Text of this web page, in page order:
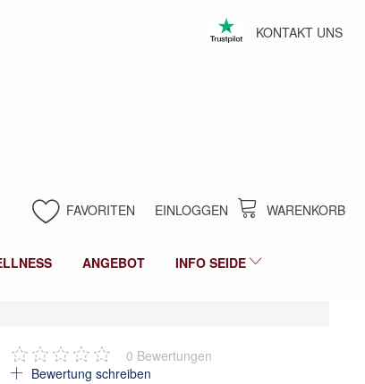
KONTAKT UNS
WARENKORB
FAVORITEN EINLOGGEN
ANGEBOT INFO SEIDE
0 Bewertungen
Bewertung schreiben